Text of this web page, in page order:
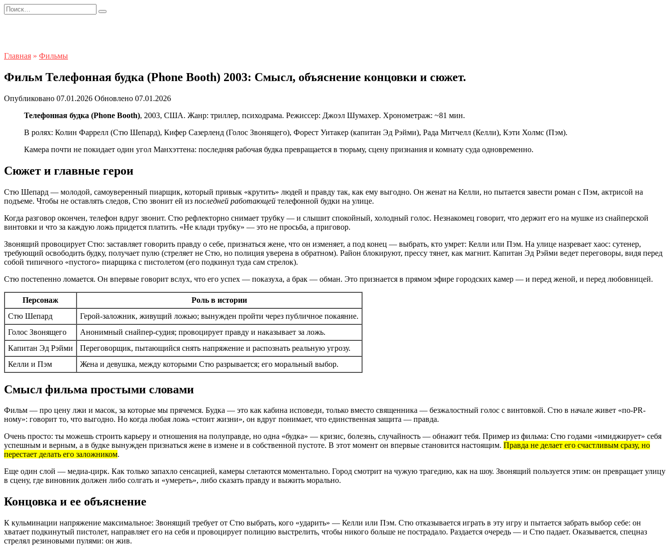
Перейти
к
Search
for:
Главная » Фильмы
Фильм Телефонная будка (Phone Booth) 2003: Смысл, объяснение концовки и сюжет.
Опубликовано 07.01.2026 Обновлено 07.01.2026
Телефонная будка (Phone Booth), 2003, США. Жанр: триллер, психодрама. Режиссер: Джоэл Шумахер. Хронометраж: ~81 мин.
В ролях: Колин Фаррелл (Стю Шепард), Кифер Сазерленд (Голос Звонящего), Форест Уитакер (капитан Эд Рэйми), Рада Митчелл (Келли), Кэти Холмс (Пэм).
Камера почти не покидает один угол Манхэттена: последняя рабочая будка превращается в тюрьму, сцену признания и комнату суда одновременно.
Сюжет и главные герои
Стю Шепард — молодой, самоуверенный пиарщик, который привык «крутить» людей и правду так, как ему выгодно. Он женат на Келли, но пытается завести роман с Пэм, актрисой на
подъеме. Чтобы не оставлять следов, Стю звонит ей из последней работающей телефонной будки на улице.
Когда разговор окончен, телефон вдруг звонит. Стю рефлекторно снимает трубку — и слышит спокойный, холодный голос. Незнакомец говорит, что держит его на мушке из снайперской
винтовки и что за каждую ложь придется платить. «Не клади трубку» — это не просьба, а приговор.
Звонящий провоцирует Стю: заставляет говорить правду о себе, признаться жене, что он изменяет, а под конец — выбрать, кто умрет: Келли или Пэм. На улице назревает хаос: сутенер,
требующий освободить будку, получает пулю (стреляет не Стю, но полиция уверена в обратном). Район блокируют, прессу тянет, как магнит. Капитан Эд Рэйми ведет переговоры, видя перед
собой типичного «пустого» пиарщика с пистолетом (его подкинул туда сам стрелок).
Стю постепенно ломается. Он впервые говорит вслух, что его успех — показуха, а брак — обман. Это признается в прямом эфире городских камер — и перед женой, и перед любовницей.
Персонаж
Роль в истории
Стю Шепард
Герой-заложник, живущий ложью; вынужден пройти через публичное покаяние.
Голос Звонящего
Анонимный снайпер-судия; провоцирует правду и наказывает за ложь.
Капитан Эд Рэйми
Переговорщик, пытающийся снять напряжение и распознать реальную угрозу.
Келли и Пэм
Жена и девушка, между которыми Стю разрывается; его моральный выбор.
Смысл фильма простыми словами
Фильм — про цену лжи и масок, за которые мы прячемся. Будка — это как кабина исповеди, только вместо священника — безжалостный голос с винтовкой. Стю в начале живет «по-PR-
ному»: говорит то, что выгодно. Но когда любая ложь «стоит жизни», он вдруг понимает, что единственная защита — правда.
Очень просто: ты можешь строить карьеру и отношения на полуправде, но одна «будка» — кризис, болезнь, случайность — обнажит тебя. Пример из фильма: Стю годами «имиджирует» себя
успешным и верным, а в будке вынужден признаться жене в измене и в собственной пустоте. В этот момент он впервые становится настоящим. Правда не делает его счастливым сразу, но
перестает делать его заложником.
Еще один слой — медиа-цирк. Как только запахло сенсацией, камеры слетаются моментально. Город смотрит на чужую трагедию, как на шоу. Звонящий пользуется этим: он превращает улицу
в сцену, где виновник должен либо солгать и «умереть», либо сказать правду и выжить морально.
Концовка и ее объяснение
К кульминации напряжение максимальное: Звонящий требует от Стю выбрать, кого «ударить» — Келли или Пэм. Стю отказывается играть в эту игру и пытается забрать выбор себе: он
хватает подкинутый пистолет, направляет его на себя и провоцирует полицию выстрелить, чтобы никого больше не пострадало. Раздается очередь — и Стю падает. Оказывается, спецназ
стрелял резиновыми пулями: он жив.